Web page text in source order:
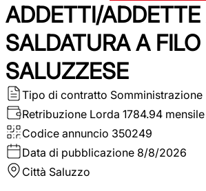
ADDETTI/
SALDATURA A
SALUZZESE
Tipo di contratto Somministrazione
Retribuzione Lorda 1784.94 mensile
Codice annuncio 350249
Data di pubblicazione 8/8/2026
Città Saluzzo